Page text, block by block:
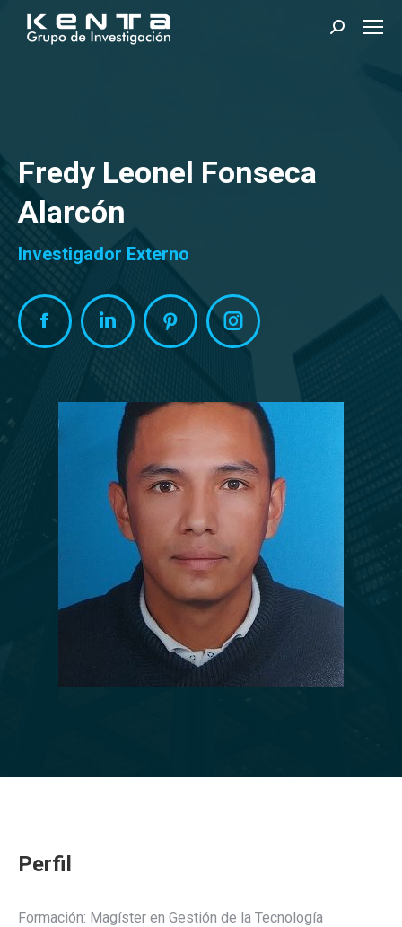
Search:
Fredy Leonel Fonseca
Alarcón
Investigador Externo
FacebookLinkedinPinterestInstagram
Perfil
Formación: Magíster en Gestión de la Tecnología